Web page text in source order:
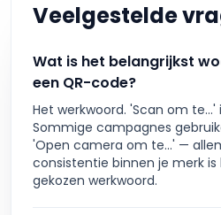
Veelgestelde
Wat is het belangrijkst
een QR-code?
Het werkwoord. 'Scan om
Sommige campagnes
'Open camera om te...' —
consistentie binnen je merk
gekozen werkwoord.